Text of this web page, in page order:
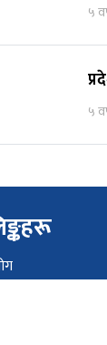
५
५